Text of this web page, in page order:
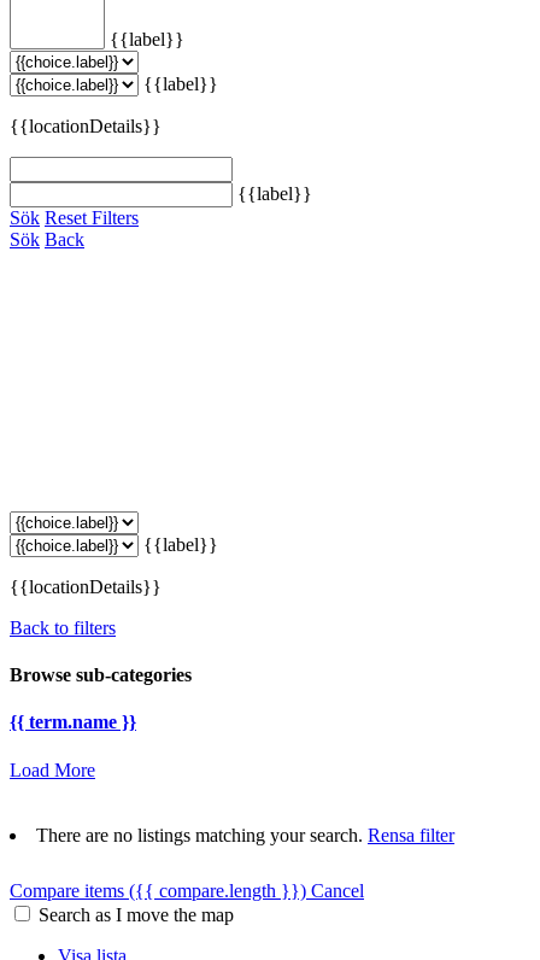
{{label}}
{{label}}
{{locationDetails}}
{{label}}
Sök Reset Filters
Sök Back
{{label}}
{{locationDetails}}
Back to filters
Browse sub-categories
{{ term.name }}
Load More
There are no listings matching your search. Rensa filter
Compare items ({{ compare.length }}) Cancel
Search as I move the map
Visa lista